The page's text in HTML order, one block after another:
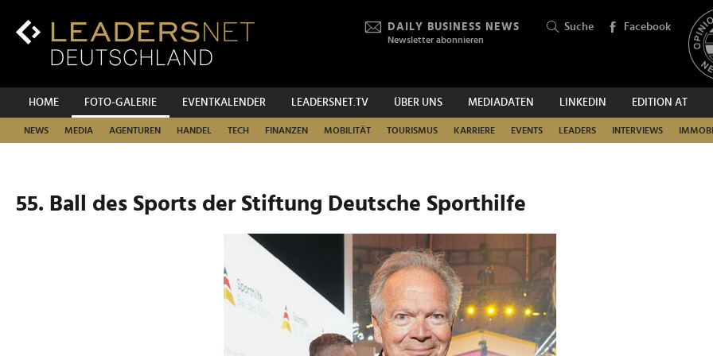
Inhalt
Hauptnavigation
DAILY BUSINESS NEWS
Newsletter abonnieren
Suche Facebook
HOME FOTO-GALERIE EVENTKALENDER LEADERSNET.TV ÜBER UNS MEDIADATEN LINKEDIN EDITION AT
NEWS MEDIA AGENTUREN HANDEL TECH FINANZEN MOBILITÄT TOURISMUS KARRIERE EVENTS LEADERS INTERVIEWS
SUCHEN
55. Ball des Sports der Stiftung Deutsche Sporthilfe